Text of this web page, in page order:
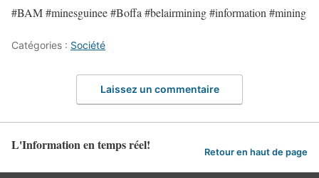
#BAM #minesguinee #Boffa #belairmining #information #mining
Catégories : Société
Laissez un commentaire
L'Information en temps réel! Retour en haut de page